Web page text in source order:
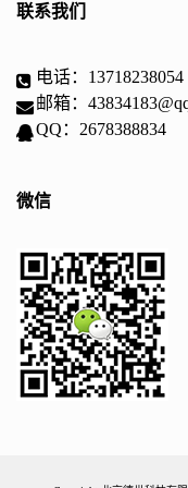
联系我们
电话：13718238054
邮箱：
QQ：2678388834
微信